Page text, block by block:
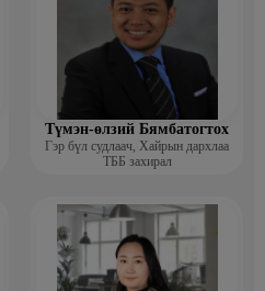
Түмэн-өлзий Бямбатогтох
Гэр бүл судлаач, Хайрын дархлаа
ТББ захирал